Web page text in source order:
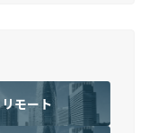
リモート